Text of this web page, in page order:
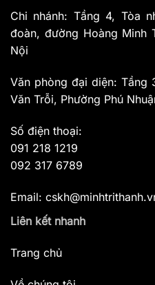
Chi nhánh: Tầng 4, Tòa
đoàn, đường Hoàng Minh
Nội
Văn phòng đại diện: Tầng
Văn Trỗi, Phường Phú
Số điện thoại:
091 218 1219
092 317 6789
Email:
Liên kết nhanh
Trang chủ